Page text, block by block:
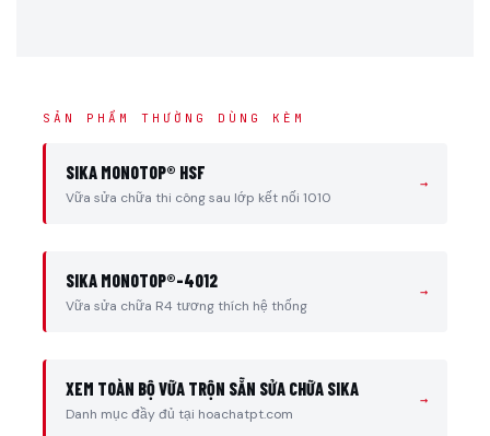
SẢN PHẨM THƯỜNG DÙNG KÈM
SIKA MONOTOP® HSF
Vữa sửa chữa thi công sau lớp kết nối 1010
→
SIKA MONOTOP®-4012
Vữa sửa chữa R4 tương thích hệ thống
→
XEM TOÀN BỘ VỮA TRỘN SẴN SỬA CHỮA SIKA
Danh mục đầy đủ tại hoachatpt.com
→